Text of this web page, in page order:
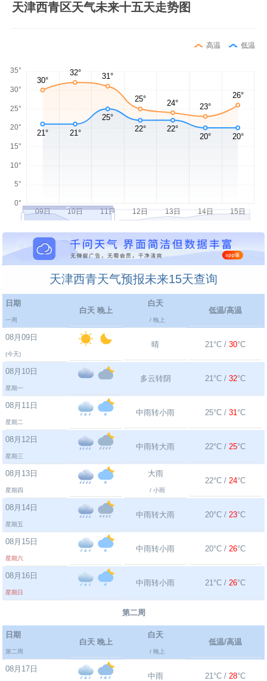
天津西青区天气未来十五天走势图
高温 低温
天津西青天气预报未来15天查询
日期
一周
白天 晚上
白天
/ 晚上
低温/高温
08月09日
(今天)
晴 21°C / 30°C
08月10日
星期一
多云转阴 21°C / 32°C
08月11日
星期二
中雨转小雨 25°C / 31°C
08月12日
星期三
中雨转大雨 22°C / 25°C
08月13日
星期四
大雨
/ 小雨
22°C / 24°C
08月14日
星期五
中雨转大雨 20°C / 23°C
08月15日
星期六
中雨转小雨 20°C / 26°C
08月16日
星期日
中雨转小雨 21°C / 26°C
第二周
日期
第二周
白天 晚上
白天
/ 晚上
低温/高温
08月17日
中雨
21°C / 28°C